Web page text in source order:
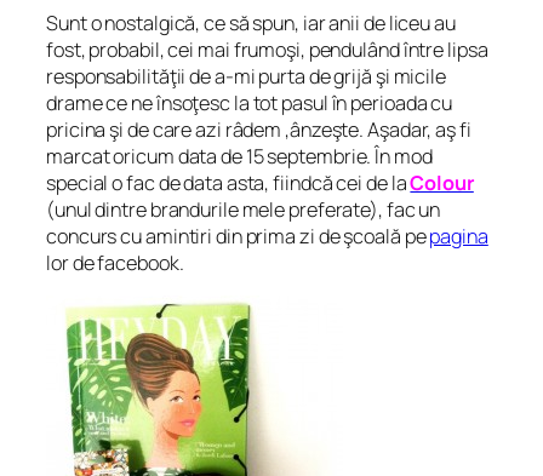
Sunt o nostalgică, ce să spun, iar anii de liceu au
fost, probabil, cei mai frumoşi, pendulând între lipsa
responsabilităţii de a-mi purta de grijă şi micile
drame ce ne însoţesc la tot pasul în perioada cu
pricina şi de care azi râdem ,ânzeşte. Aşadar, aş fi
marcat oricum data de 15 septembrie. În mod
special o fac de data asta, fiindcă cei de laColour
(unul dintre brandurile mele preferate), fac un
concurs cu amintiri din prima zi de şcoală pepagina
lor de facebook.